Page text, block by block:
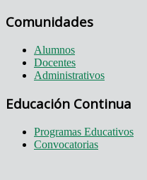
Comunidades
Alumnos
Docentes
Administrativos
Educación Continua
Programas Educativos
Convocatorias